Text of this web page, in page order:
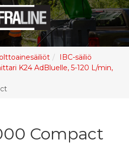
IBC-säiliö
K24 AdBluelle, 5-120 L/min,
Compact